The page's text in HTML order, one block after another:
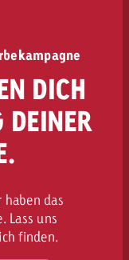
DICH
DEINER
haben das
Lass uns
finden.